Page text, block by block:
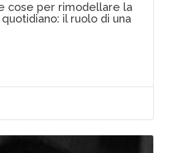
cose per rimodellare la
il ruolo di una